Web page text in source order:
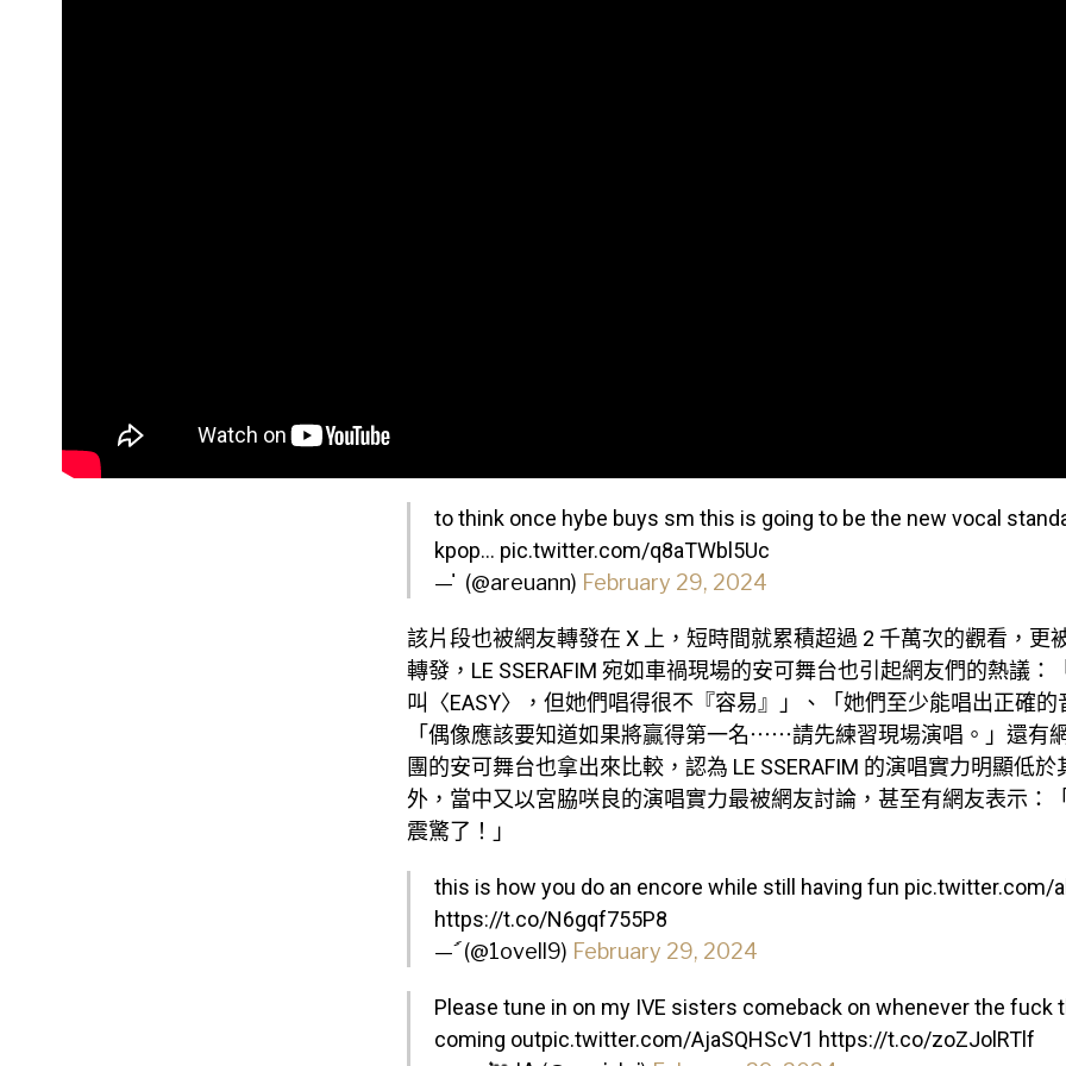
to think once hybe buys sm this is going to be the new vocal
kpop… pic.twitter.com/q8aTWbl5Uc
— ່ (@areuann) February 29, 2024
該片段也被網友轉發在 X 上，短時間就累積超過 2 千萬次的觀看，更
轉發，LE SSERAFIM 宛如車禍現場的安可舞台也引起網友們的熱議：
叫〈EASY〉，但她們唱得很不『容易』」、「她們至少能唱出正確的
「偶像應該要知道如果將贏得第一名⋯⋯請先練習現場演唱。」還有
團的安可舞台也拿出來比較，認為 LE SSERAFIM 的演唱實力明顯低
外，當中又以宮脇咲良的演唱實力最被網友討論，甚至有網友表示：
震驚了！」
this is how you do an encore while still having fun pic.twitter.com/
https://t.co/N6gqf755P8
— ࣰ (@1ovell9) February 29, 2024
Please tune in on my IVE sisters comeback on whenever the fuck
coming outpic.twitter.com/AjaSQHScV1 https://t.co/zoZJolRTlf